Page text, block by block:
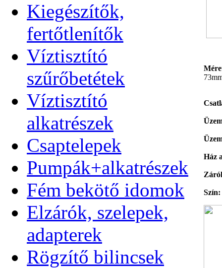
Kiegészítők,
fertőtlenítők
Víztisztító
szűrőbetétek
Víztisztító
alkatrészek
Csaptelepek
Pumpák+alkatrészek
Fém bekötő idomok
Elzárók, szelepek,
adapterek
Rögzítő bilincsek
Ház
Szín: